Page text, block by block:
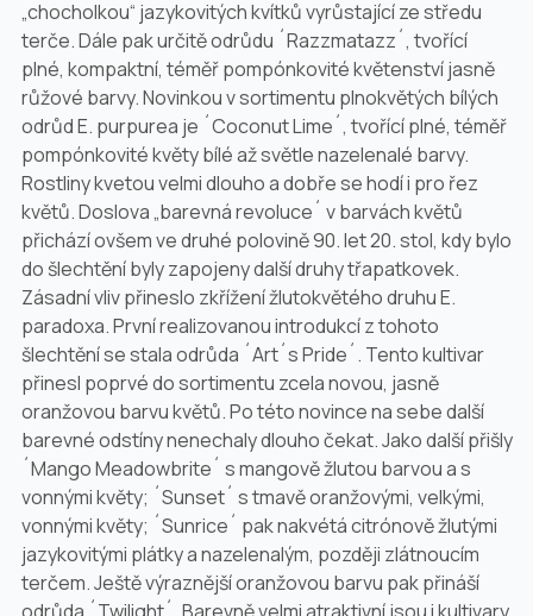
„chocholkou“ jazykovitých kvítků vyrůstající ze středu
terče. Dále pak určitě odrůdu ´Razzmatazz´, tvořící
plné, kompaktní, téměř pompónkovité květenství jasně
růžové barvy. Novinkou v sortimentu plnokvětých bílých
odrůdE. purpurea je ´Coconut Lime´, tvořící plné, téměř
pompónkovité květy bílé až světle nazelenalé barvy.
Rostliny kvetou velmi dlouho a dobře se hodí i pro řez
květů. Doslova „barevná revoluce´ v barvách květů
přichází ovšem ve druhé polovině 90. let 20. stol, kdy bylo
do šlechtění byly zapojeny další druhy třapatkovek.
Zásadní vliv přineslo zkřížení žlutokvětého druhuE.
paradoxa. První realizovanou introdukcí z tohoto
šlechtění se stala odrůda ´Art´s Pride´. Tento kultivar
přinesl poprvé do sortimentu zcela novou, jasně
oranžovou barvu květů. Po této novince na sebe další
barevné odstíny nenechaly dlouho čekat. Jako další přišly
´Mango Meadowbrite´ s mangově žlutou barvou a s
vonnými květy; ´Sunset´ s tmavě oranžovými, velkými,
vonnými květy; ´Sunrice´ pak nakvétá citrónově žlutými
jazykovitými plátky a nazelenalým, později zlátnoucím
terčem. Ještě výraznější oranžovou barvu pak přináší